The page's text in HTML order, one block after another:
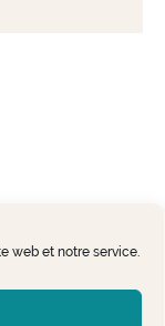
web et notre service.